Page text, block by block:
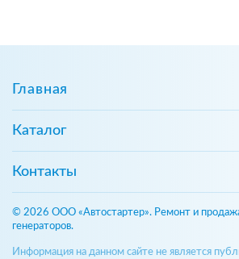
Главная
Каталог
Контакты
© 2026 ООО «Автостартер». Ремонт и
генераторов.
Информация на данном сайте не является